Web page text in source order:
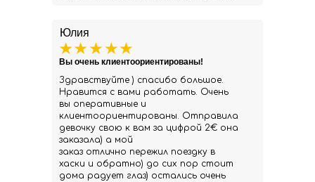
Юлия
Здравствуйте ) спасибо большое.
Нравится с вами работать. Очень
вы оперативные и
клиентоориентированы. Отправила
девочку свою к вам за цифрой 2€ она
заказала) а мой
заказ отлично пережил поездку в
хаски и обратно) до сих пор стоит
дома радует глаз) остались очень
Вы очень клиентоориентированы!